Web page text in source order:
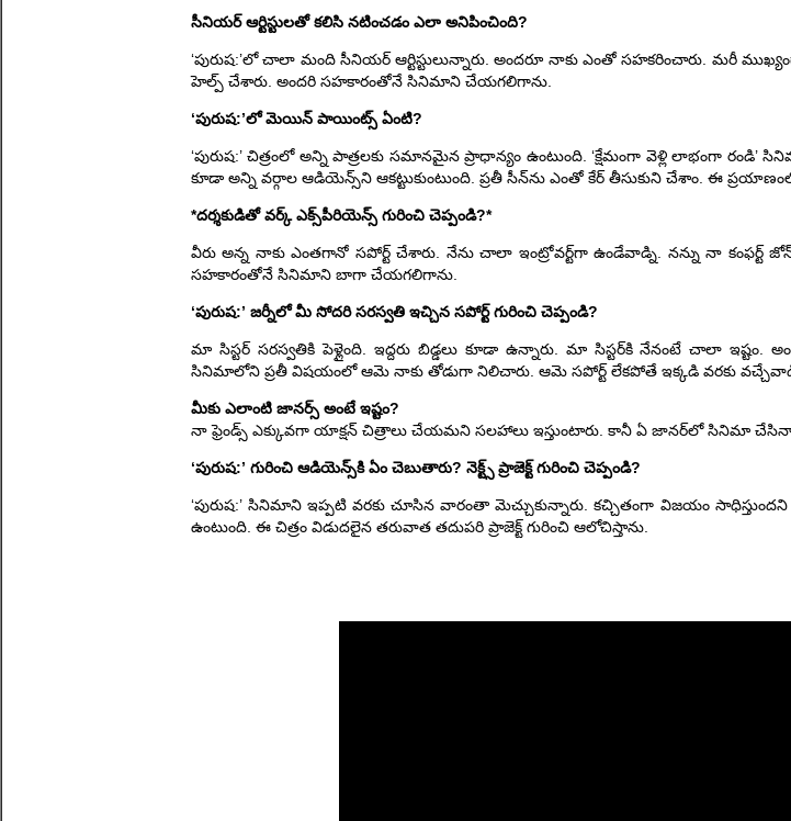
సీనియర్ ఆర్టిస్టులతో కలిసి నటించడం ఎలా అనిపించింది?
‘పురుష:’లో చాలా మంది సీనియర్ ఆర్టిస్టులున్నారు. అందరూ నాకు ఎంతో సహకరించారు. మరీ
హెల్ప్ చేశారు. అందరి సహకారంతోనే సినిమాని చేయగలిగాను.
‘పురుష:’లో మెయిన్ పాయింట్స్ ఏంటి?
‘పురుష:’ చిత్రంలో అన్ని పాత్రలకు సమానమైన ప్రాధాన్యం ఉంటుంది. ‘క్షేమంగా వెళ్లి లాభంగా
కూడా అన్ని వర్గాల ఆడియెన్స్‌ని ఆకట్టుకుంటుంది. ప్రతీ సీన్‌ను ఎంతో కేర్ తీసుకుని చేశాం. ఈ
*దర్శకుడితో వర్క్ ఎక్స్‌పీరియెన్స్ గురించి చెప్పండి?*
వీరు అన్న నాకు ఎంతగానో సపోర్ట్ చేశారు. నేను చాలా ఇంట్రోవర్ట్‌గా ఉండేవాడ్ని. నన్ను నా కంఫర్ట్
సహకారంతోనే సినిమాని బాగా చేయగలిగాను.
‘పురుష:’ జర్నీలో మీ సోదరి సరస్వతి ఇచ్చిన సపోర్ట్ గురించి చెప్పండి?
మా సిస్టర్ సరస్వతికి పెళ్లైంది. ఇద్దరు బిడ్డలు కూడా ఉన్నారు. మా సిస్టర్‌కి నేనంటే చాలా ఇష్టం.
సినిమాలోని ప్రతీ విషయంలో ఆమె నాకు తోడుగా నిలిచారు. ఆమె సపోర్ట్ లేకపోతే ఇక్కడి వరకు
మీకు ఎలాంటి జానర్స్ అంటే ఇష్టం?
నా ఫ్రెండ్స్ ఎక్కువగా యాక్షన్ చిత్రాలు చేయమని సలహాలు ఇస్తుంటారు. కానీ ఏ జానర్‌లో సినిమా చేసినా
‘పురుష:’ గురించి ఆడియెన్స్‌కి ఏం చెబుతారు? నెక్ట్స్ ప్రాజెక్ట్ గురించి చెప్పండి?
‘పురుష:’ సినిమాని ఇప్పటి వరకు చూసిన వారంతా మెచ్చుకున్నారు. కచ్చితంగా విజయం
ఉంటుంది. ఈ చిత్రం విడుదలైన తరువాత తదుపరి ప్రాజెక్ట్ గురించి ఆలోచిస్తాను.